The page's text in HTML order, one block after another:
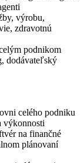
výrobu,
zdravotnú
podnikom
dodávateľský
celého podniku
výkonnosti
na finančné
plánovaní